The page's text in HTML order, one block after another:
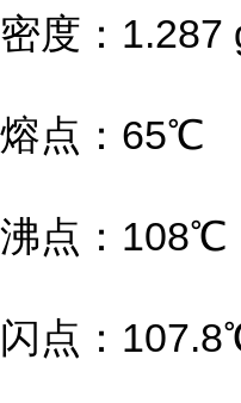
密度：1.287
熔点：65℃
沸点：108℃
闪点：